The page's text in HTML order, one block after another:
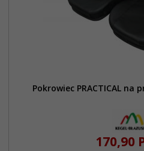
Pokrowiec PRACTICAL
170,90